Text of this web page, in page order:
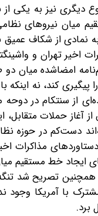
دیگری نیز به یکی از
میان نیروهای
نمادی از شکاف عمیق
اخیر تهران و
امضا‌شده میان
کند، نه اینکه
از سنتکام در دوحه
حملات متقابل،
دست‌کم در حوزه
مذاکرات
ایجاد خط مستقیم
همچنین تصریح شد
با آمریکا وجود
برد.